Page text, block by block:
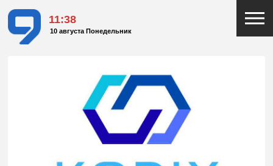
11:38
10 августа Понедельник